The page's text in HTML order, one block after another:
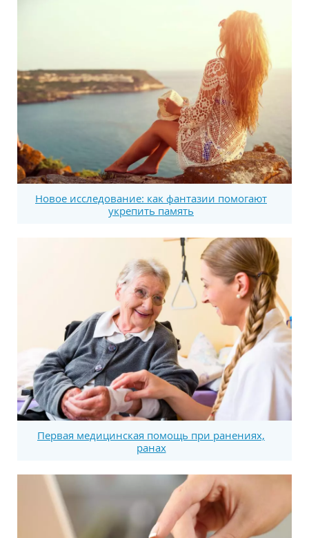
Новое исследование: как фантазии помогают
укрепить память
Первая медицинская помощь при ранениях,
ранах